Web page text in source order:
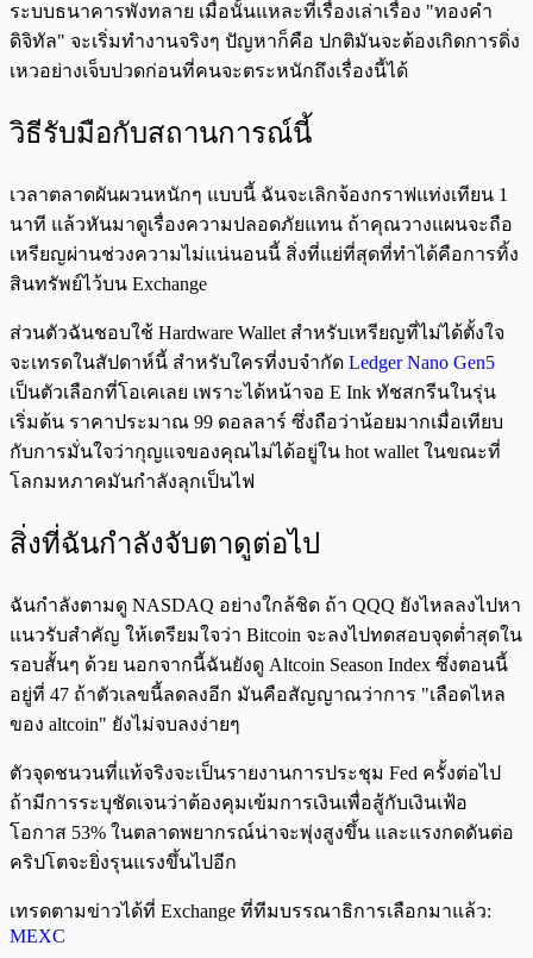
ระบบธนาคารพังทลาย เมื่อนั้นแหละที่เรื่องเล่าเรื่อง "ทองคำ
ดิจิทัล" จะเริ่มทำงานจริงๆ ปัญหาก็คือ ปกติมันจะต้องเกิดการดิ่ง
เหวอย่างเจ็บปวดก่อนที่คนจะตระหนักถึงเรื่องนี้ได้
วิธีรับมือกับสถานการณ์นี้
เวลาตลาดผันผวนหนักๆ แบบนี้ ฉันจะเลิกจ้องกราฟแท่งเทียน 1
นาที แล้วหันมาดูเรื่องความปลอดภัยแทน ถ้าคุณวางแผนจะถือ
เหรียญผ่านช่วงความไม่แน่นอนนี้ สิ่งที่แย่ที่สุดที่ทำได้คือการทิ้ง
สินทรัพย์ไว้บน Exchange
ส่วนตัวฉันชอบใช้ Hardware Wallet สำหรับเหรียญที่ไม่ได้ตั้งใจ
จะเทรดในสัปดาห์นี้ สำหรับใครที่งบจำกัด Ledger Nano Gen5
เป็นตัวเลือกที่โอเคเลย เพราะได้หน้าจอ E Ink ทัชสกรีนในรุ่น
เริ่มต้น ราคาประมาณ 99 ดอลลาร์ ซึ่งถือว่าน้อยมากเมื่อเทียบ
กับการมั่นใจว่ากุญแจของคุณไม่ได้อยู่ใน hot wallet ในขณะที่
โลกมหภาคมันกำลังลุกเป็นไฟ
สิ่งที่ฉันกำลังจับตาดูต่อไป
ฉันกำลังตามดู NASDAQ อย่างใกล้ชิด ถ้า QQQ ยังไหลลงไปหา
แนวรับสำคัญ ให้เตรียมใจว่า Bitcoin จะลงไปทดสอบจุดต่ำสุดใน
รอบสั้นๆ ด้วย นอกจากนี้ฉันยังดู Altcoin Season Index ซึ่งตอนนี้
อยู่ที่ 47 ถ้าตัวเลขนี้ลดลงอีก มันคือสัญญาณว่าการ "เลือดไหล
ของ altcoin" ยังไม่จบลงง่ายๆ
ตัวจุดชนวนที่แท้จริงจะเป็นรายงานการประชุม Fed ครั้งต่อไป
ถ้ามีการระบุชัดเจนว่าต้องคุมเข้มการเงินเพื่อสู้กับเงินเฟ้อ
โอกาส 53% ในตลาดพยากรณ์น่าจะพุ่งสูงขึ้น และแรงกดดันต่อ
คริปโตจะยิ่งรุนแรงขึ้นไปอีก
เทรดตามข่าวได้ที่ Exchange ที่ทีมบรรณาธิการเลือกมาแล้ว:
MEXC